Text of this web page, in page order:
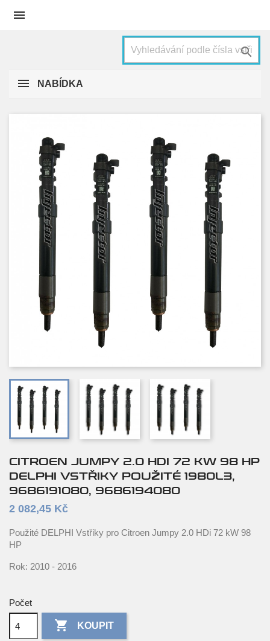


NABÍDKA
CITROEN JUMPY 2.0 HDI 72 KW 98 HP
DELPHI VSTŘIKY POUŽITÉ 1980L3,
9686191080, 9686194080
2 082,45 Kč
Použité DELPHI Vstřiky pro Citroen Jumpy 2.0 HDi 72 kW 98
HP
Rok: 2010 - 2016
Počet
 KOUPIT